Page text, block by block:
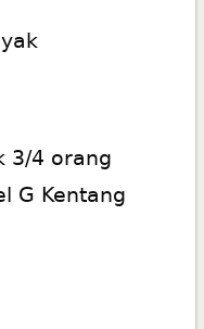
3/4 orang
G Kentang